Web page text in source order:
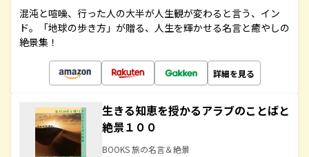
混沌と喧噪、行った人の大半が人生観が変わると言う、イン
ド。「地球の歩き方」が贈る、人生を輝かせる名言と癒やしの
絶景集！
詳細を見る
生きる知恵を授かるアラブのことばと
絶景１００
BOOKS 旅の名言＆絶景